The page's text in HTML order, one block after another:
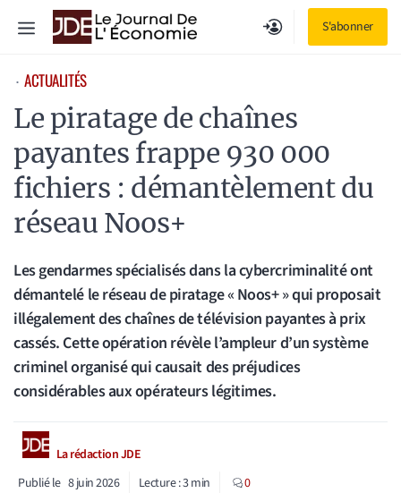
S'abonner
Menu
⋅ ACTUALITÉS
Le piratage de chaînes
payantes frappe 930 000
fichiers : démantèlement du
réseau Noos+
Les gendarmes spécialisés dans la cybercriminalité ont
démantelé le réseau de piratage « Noos+ » qui proposait
illégalement des chaînes de télévision payantes à prix
cassés. Cette opération révèle l’ampleur d’un système
criminel organisé qui causait des préjudices
considérables aux opérateurs légitimes.
La rédaction JDE
Publié le 8 juin 2026 Lecture :3min 0